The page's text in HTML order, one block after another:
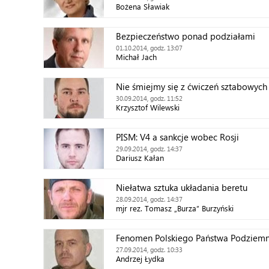
Bożena Sławiak
Bezpieczeństwo ponad podziałami
01.10.2014, godz. 13:07
Michał Jach
Nie śmiejmy się z ćwiczeń sztabowych
30.09.2014, godz. 11:52
Krzysztof Wilewski
PISM: V4 a sankcje wobec Rosji
29.09.2014, godz. 14:37
Dariusz Kałan
Niełatwa sztuka układania beretu
28.09.2014, godz. 14:37
mjr rez. Tomasz „Burza” Burzyński
Fenomen Polskiego Państwa
27.09.2014, godz. 10:33
Andrzej Łydka